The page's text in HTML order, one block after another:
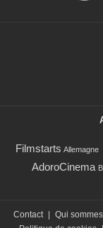
Filmstarts Allemagne
AdoroCinema
Contact Qui